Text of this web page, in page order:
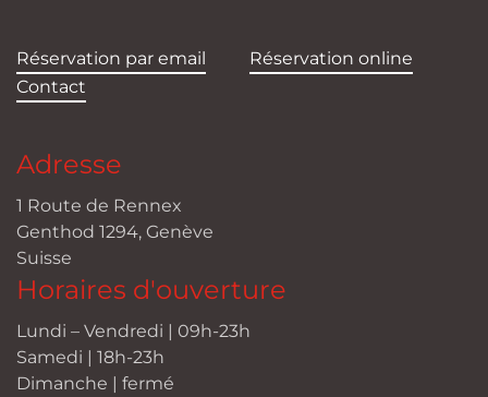
Réservation par email
Réservation online
Contact
Adresse
1 Route de Rennex
Genthod 1294, Genève
Suisse
Horaires d'ouverture
Lundi – Vendredi | 09h-23h
Samedi | 18h-23h
Dimanche | fermé